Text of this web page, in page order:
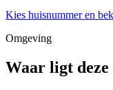
Kies huisnummer en
Omgeving
Waar ligt deze